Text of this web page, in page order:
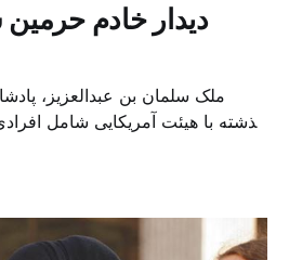
دیدار خادم
ملک سلمان بن عبدالعزیز،
گذشته با هیئت آمریکایی شامل
سعودی در دیدار با هیئتی